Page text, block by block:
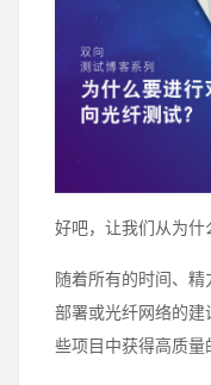
好吧，让我们从为什
随着所有的时间、
部署或光纤网络的
些项目中获得高质量